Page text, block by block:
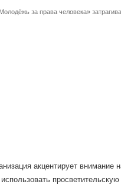
за права человека»
акцентирует